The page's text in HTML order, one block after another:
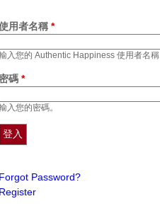
用者名稱 *
入您的 Authentic Happiness 使用者名稱
碼 *
入您的密碼。
Forgot Password?
Register